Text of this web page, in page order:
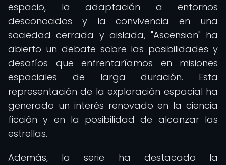
espacio, la adaptación a entornos
desconocidos y la convivencia en una
sociedad cerrada y aislada, "Ascension" ha
abierto un debate sobre las posibilidades y
desafíos que enfrentaríamos en misiones
espaciales de larga duración. Esta
representación de la exploración espacial ha
generado un interés renovado en la ciencia
ficción y en la posibilidad de alcanzar las
estrellas.
Además, la serie ha destacado la